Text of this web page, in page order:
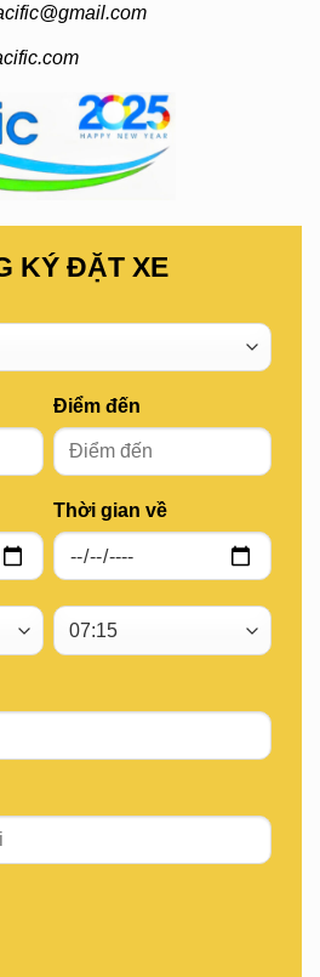
KÝ ĐẶT XE
Điểm đến
Thời gian về